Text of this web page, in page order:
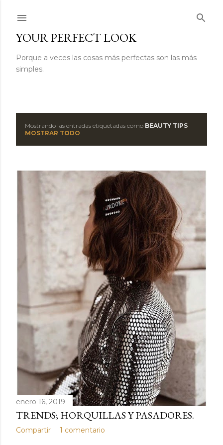
YOUR PERFECT LOOK
Porque a veces las cosas más perfectas son las más
simples.
t
Mostrando las entradas etiquetadas como BEAUTY TIPS
MOSTRAR TODO
enero 16, 2019
TRENDS; HORQUILLAS Y PASADORES.
Compartir 1 comentario